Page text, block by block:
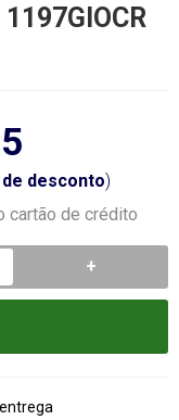
de desconto)
cartão de crédito
+